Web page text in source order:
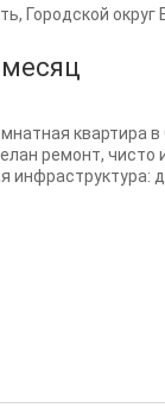
, Городской округ
квартира
ремонт, чисто
инфраструктура: